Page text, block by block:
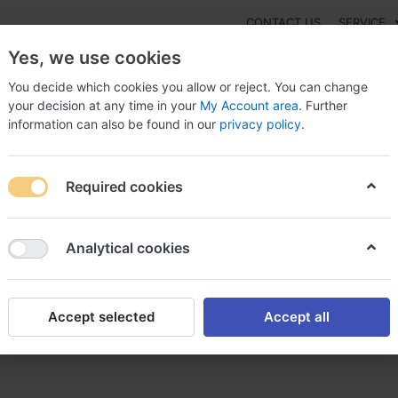
CONTACT US SERVICE
NEW
spray acheter xylocaine injectable
xylocaine injectable
Yes, we use cookies
You decide which cookies you allow or reject. You can change
your decision at any time in your My Account area. Further
information can also be found in our privacy policy.
Required cookies
Analytical cookies
Accept selected Accept all